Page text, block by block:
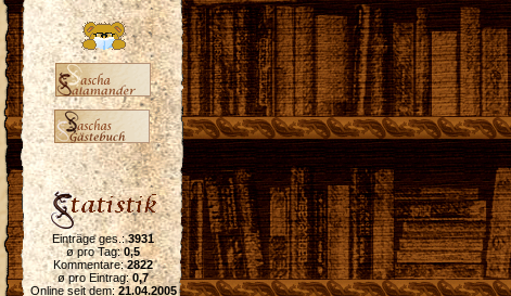
Einträge ges.:3931
ø pro Tag:0,5
Kommentare:2822
ø pro Eintrag:0,7
Online seit dem:21.04.2005